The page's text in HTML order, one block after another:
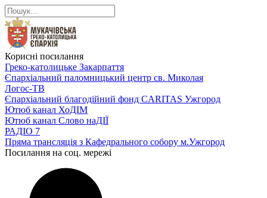
Корисні посилання
Греко-католицьке Закарпаття
Єпархіальний паломницький центр св. Миколая
Логос-ТВ
Єпархіальний благодійний фонд CARITAS Ужгород
Ютюб канал ХоДІМ
Ютюб канал Слово наДІЇ
РАДІО 7
Пряма трансляція з Кафедрального собору м.Ужгород
Посилання на соц. мережі